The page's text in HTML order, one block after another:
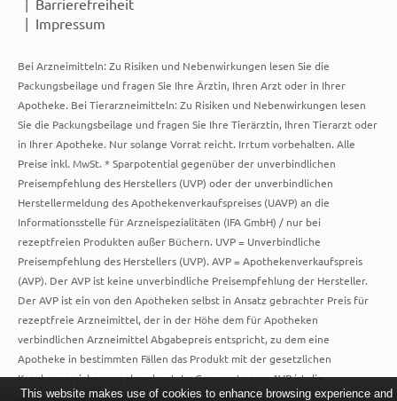
Impressum
Bei Arzneimitteln: Zu Risiken und Nebenwirkungen lesen Sie die
Packungsbeilage und fragen Sie Ihre Ärztin, Ihren Arzt oder in Ihrer
Apotheke. Bei Tierarzneimitteln: Zu Risiken und Nebenwirkungen lesen
Sie die Packungsbeilage und fragen Sie Ihre Tierärztin, Ihren Tierarzt oder
in Ihrer Apotheke. Nur solange Vorrat reicht. Irrtum vorbehalten. Alle
Preise inkl. MwSt. * Sparpotential gegenüber der unverbindlichen
Preisempfehlung des Herstellers (UVP) oder der unverbindlichen
Herstellermeldung des Apothekenverkaufspreises (UAVP) an die
Informationsstelle für Arzneispezialitäten (IFA GmbH) / nur bei
rezeptfreien Produkten außer Büchern. UVP = Unverbindliche
Preisempfehlung des Herstellers (UVP). AVP = Apothekenverkaufspreis
(AVP). Der AVP ist keine unverbindliche Preisempfehlung der Hersteller.
Der AVP ist ein von den Apotheken selbst in Ansatz gebrachter Preis für
rezeptfreie Arzneimittel, der in der Höhe dem für Apotheken
verbindlichen Arzneimittel Abgabepreis entspricht, zu dem eine
Apotheke in bestimmten Fällen das Produkt mit der gesetzlichen
Krankenversicherung abrechnet. Im Gegensatz zum AVP ist die
gebräuchliche UVP eine Empfehlung der Hersteller.
This website makes use of cookies to enhance browsing experience and